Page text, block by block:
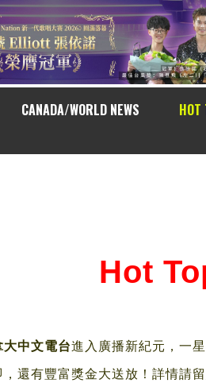
CANADA/WORLD NEWS HOT
Hot
大中文電台進入廣播新紀元，一
還有豐富獎金大送放！詳情請留